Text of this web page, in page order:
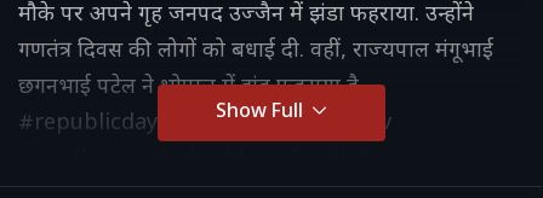
मौके पर अपने गृह जनपद उज्जैन में झंडा फहराया. उन्होंने
गणतंत्र दिवस की लोगों को बधाई दी. वहीं, राज्यपाल मंगूभाई
छगनभाई पटेल ने भोपाल में झंड फहराया है.
#republicday2026 #cmmohanyadav
Show Full